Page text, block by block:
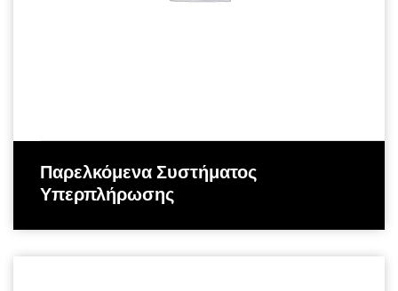
Παρελκόμενα Συστήματος
Υπερπλήρωσης